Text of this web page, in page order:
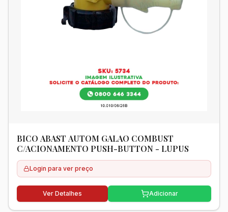
BICO ABAST AUTOM GALAO COMBUST
C/ACIONAMENTO PUSH-BUTTON - LUPUS
Login para ver preço
Ver Detalhes Adicionar